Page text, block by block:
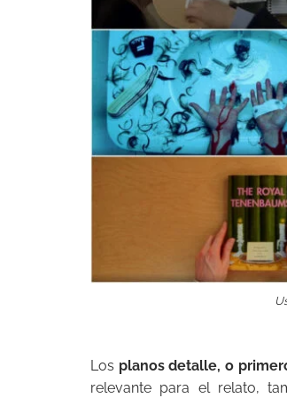
Los planos detalle, o
relevante para el relato,